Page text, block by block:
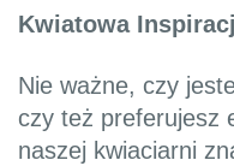
Kwiatowa
Nie ważne, czy
czy też preferujesz
naszej kwiaciarni